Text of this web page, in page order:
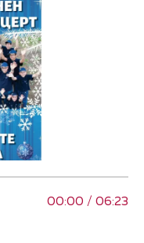
00:00 / 06:23